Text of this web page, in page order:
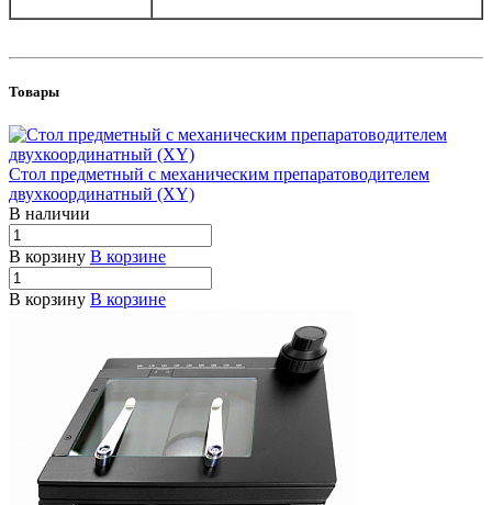
Товары
Стол предметный с механическим препаратоводителем
двухкоординатный (XY)
В наличии
В корзину В корзине
В корзину В корзине